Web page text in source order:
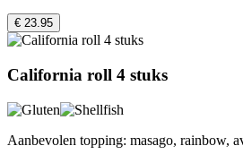
€ 23.95
California roll 4 stuks
Aanbevolen topping: masago, rainbow,